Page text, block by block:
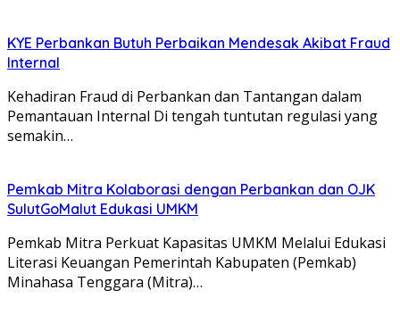
KYE Perbankan Butuh Perbaikan Mendesak Akibat Fraud
Internal
Kehadiran Fraud di Perbankan dan Tantangan dalam
Pemantauan Internal Di tengah tuntutan regulasi yang
semakin…
Pemkab Mitra Kolaborasi dengan Perbankan dan OJK
SulutGoMalut Edukasi UMKM
Pemkab Mitra Perkuat Kapasitas UMKM Melalui Edukasi
Literasi Keuangan Pemerintah Kabupaten (Pemkab)
Minahasa Tenggara (Mitra)…